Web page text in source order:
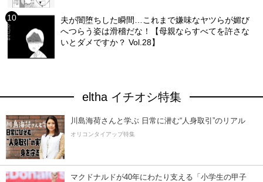
夫が闇堕ちした瞬間…これまで嫌味なヤツらが媚び
へつらう姿は滑稽だな！【母親ならすべてを許さな
いとダメですか？ Vol.28】
eltha イチオシ特集
川島海荷さんと学ぶ 日常に潜む“人身取引”のリアル
オリコンタイアップ特集
マクドナルドが40年にわたり支える「小学生の甲子